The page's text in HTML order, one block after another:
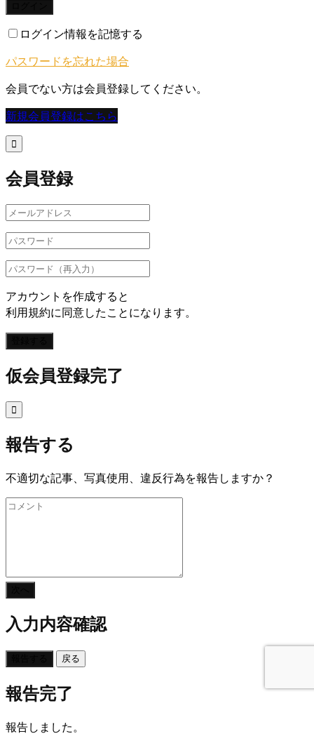
ログイン情報を記憶する
パスワードを忘れた場合
会員でない方は会員登録してください。
新規会員登録はこちら

会員登録
アカウントを作成すると
利用規約に同意したことになります。
仮会員登録完了

報告する
不適切な記事、写真使用、違反行為を報告しますか？
入力内容確認
戻る
報告完了
報告しました。